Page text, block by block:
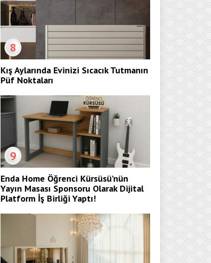
8
Kış Aylarında Evinizi Sıcacık Tutmanın
Püf Noktaları
9
Enda Home Öğrenci Kürsüsü’nün
Yayın Masası Sponsoru Olarak Dijital
Platform İş Birliği Yaptı!